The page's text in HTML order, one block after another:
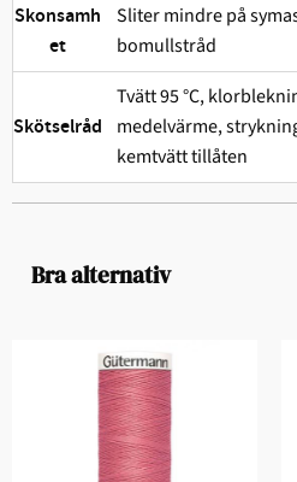
Skonsamh
et
Sliter mindre på
bomullstråd
Skötselråd
Tvätt 95 °C,
medelvärme,
kemtvätt tillåten
Bra alternativ